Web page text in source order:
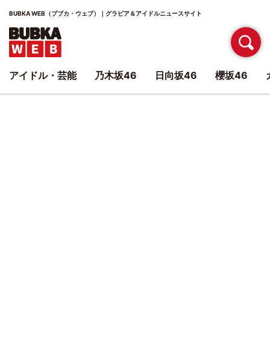
BUBKA WEB（ブブカ・ウェブ）｜グラビア＆アイドルニュースサイト
アイドル・芸能 乃木坂46 日向坂46 櫻坂46